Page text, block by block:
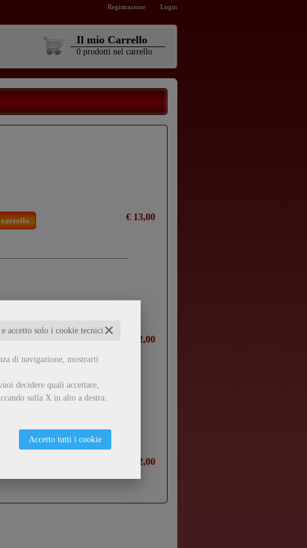
✕
accetto solo i cookie tecnici
di navigazione, mostrarti
decidere quali accettare,
sulla X in alto a destra.
Accetto tutti i cookie
Registrazione Login
Il mio Carrello
0 prodotti nel carrello
€ 13,00
carrello
€ 12,00
€ 12,00